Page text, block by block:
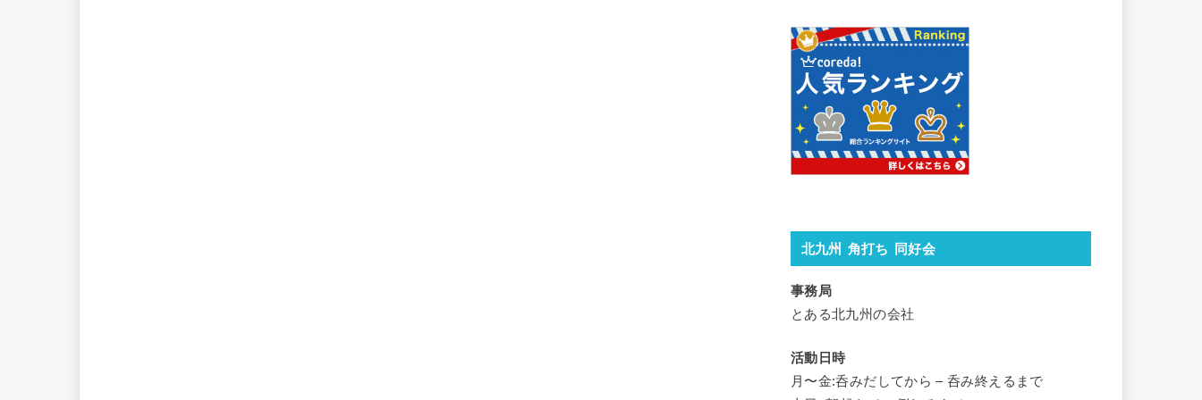
北九州 角打ち 同好会
事務局
とある北九州の会社
活動日時
月〜金:呑みだしてから – 呑み終えるまで